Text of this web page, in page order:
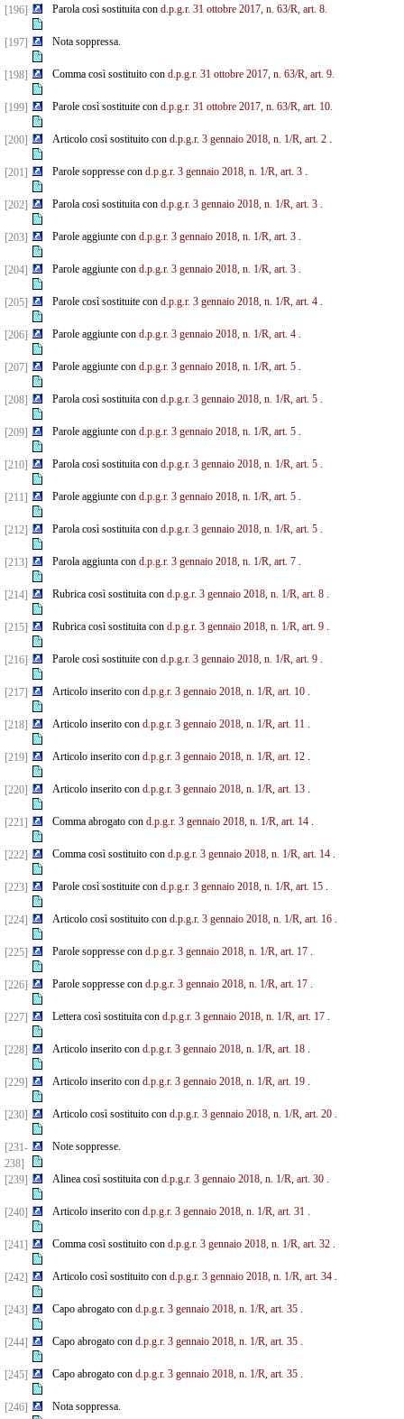
[196] Parola così sostituita con d.p.g.r. 31 ottobre 2017, n. 63/R, art. 8.
[197] Nota soppressa.
[198] Comma così sostituito con d.p.g.r. 31 ottobre 2017, n. 63/R, art. 9.
[199] Parole così sostituite con d.p.g.r. 31 ottobre 2017, n. 63/R, art. 10.
[200] Articolo così sostituito con d.p.g.r. 3 gennaio 2018, n. 1/R, art. 2.
[201] Parole soppresse con d.p.g.r. 3 gennaio 2018, n. 1/R, art. 3.
[202] Parola così sostituita con d.p.g.r. 3 gennaio 2018, n. 1/R, art. 3.
[203] Parole aggiunte con d.p.g.r. 3 gennaio 2018, n. 1/R, art. 3.
[204] Parole aggiunte con d.p.g.r. 3 gennaio 2018, n. 1/R, art. 3.
[205] Parole così sostituite con d.p.g.r. 3 gennaio 2018, n. 1/R, art. 4.
[206] Parole aggiunte con d.p.g.r. 3 gennaio 2018, n. 1/R, art. 4.
[207] Parole aggiunte con d.p.g.r. 3 gennaio 2018, n. 1/R, art. 5.
[208] Parola così sostituita con d.p.g.r. 3 gennaio 2018, n. 1/R, art. 5.
[209] Parole aggiunte con d.p.g.r. 3 gennaio 2018, n. 1/R, art. 5.
[210] Parola così sostituita con d.p.g.r. 3 gennaio 2018, n. 1/R, art. 5.
[211] Parole aggiunte con d.p.g.r. 3 gennaio 2018, n. 1/R, art. 5.
[212] Parola così sostituita con d.p.g.r. 3 gennaio 2018, n. 1/R, art. 5.
[213] Parola aggiunta con d.p.g.r. 3 gennaio 2018, n. 1/R, art. 7.
[214] Rubrica così sostituita con d.p.g.r. 3 gennaio 2018, n. 1/R, art. 8.
[215] Rubrica così sostituita con d.p.g.r. 3 gennaio 2018, n. 1/R, art. 9.
[216] Parole così sostituite con d.p.g.r. 3 gennaio 2018, n. 1/R, art. 9.
[217] Articolo inserito con d.p.g.r. 3 gennaio 2018, n. 1/R, art. 10.
[218] Articolo inserito con d.p.g.r. 3 gennaio 2018, n. 1/R, art. 11.
[219] Articolo inserito con d.p.g.r. 3 gennaio 2018, n. 1/R, art. 12.
[220] Articolo inserito con d.p.g.r. 3 gennaio 2018, n. 1/R, art. 13.
[221] Comma abrogato con d.p.g.r. 3 gennaio 2018, n. 1/R, art. 14.
[222] Comma così sostituito con d.p.g.r. 3 gennaio 2018, n. 1/R, art. 14.
[223] Parole così sostituite con d.p.g.r. 3 gennaio 2018, n. 1/R, art. 15.
[224] Articolo così sostituito con d.p.g.r. 3 gennaio 2018, n. 1/R, art. 16.
[225] Parole soppresse con d.p.g.r. 3 gennaio 2018, n. 1/R, art. 17.
[226] Parole soppresse con d.p.g.r. 3 gennaio 2018, n. 1/R, art. 17.
[227] Lettera così sostituita con d.p.g.r. 3 gennaio 2018, n. 1/R, art. 17.
[228] Articolo inserito con d.p.g.r. 3 gennaio 2018, n. 1/R, art. 18.
[229] Articolo inserito con d.p.g.r. 3 gennaio 2018, n. 1/R, art. 19.
[230] Articolo così sostituito con d.p.g.r. 3 gennaio 2018, n. 1/R, art. 20.
[231-
238]
Note soppresse.
[239] Alinea così sostituita con d.p.g.r. 3 gennaio 2018, n. 1/R, art. 30.
[240] Articolo inserito con d.p.g.r. 3 gennaio 2018, n. 1/R, art. 31.
[241] Comma così sostituito con d.p.g.r. 3 gennaio 2018, n. 1/R, art. 32.
[242] Articolo così sostituito con d.p.g.r. 3 gennaio 2018, n. 1/R, art. 34.
[243] Capo abrogato con d.p.g.r. 3 gennaio 2018, n. 1/R, art. 35.
[244] Capo abrogato con d.p.g.r. 3 gennaio 2018, n. 1/R, art. 35.
[245] Capo abrogato con d.p.g.r. 3 gennaio 2018, n. 1/R, art. 35.
[246] Nota soppressa.